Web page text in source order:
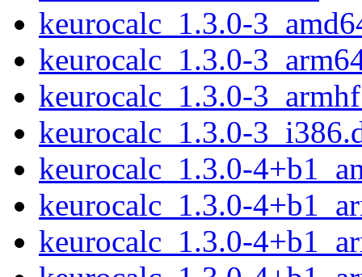
keurocalc_1.3.0-
keurocalc_1.3.0-
keurocalc_1.3.0-
keurocalc_1.3.0-
keurocalc_1.3.0-
keurocalc_1.3.0-
keurocalc_1.3.0-